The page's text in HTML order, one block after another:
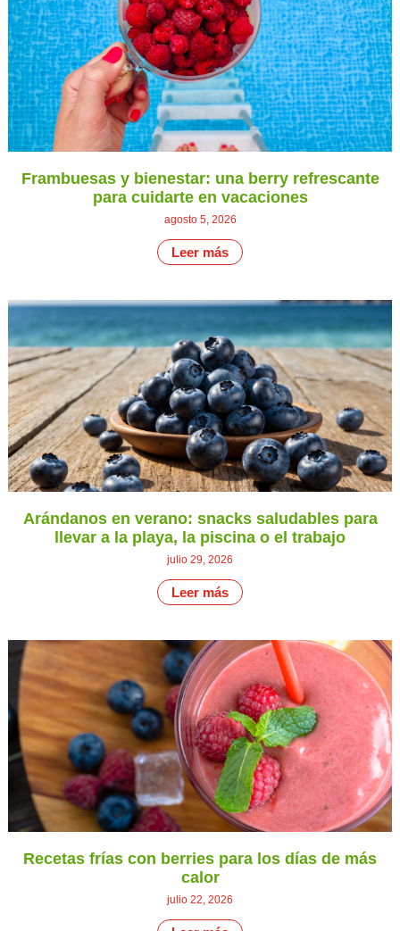
Frambuesas y bienestar: una berry refrescante
para cuidarte en vacaciones
agosto 5, 2026
Leer más
Arándanos en verano: snacks saludables para
llevar a la playa, la piscina o el trabajo
julio 29, 2026
Leer más
Recetas frías con berries para los días de más
calor
julio 22, 2026